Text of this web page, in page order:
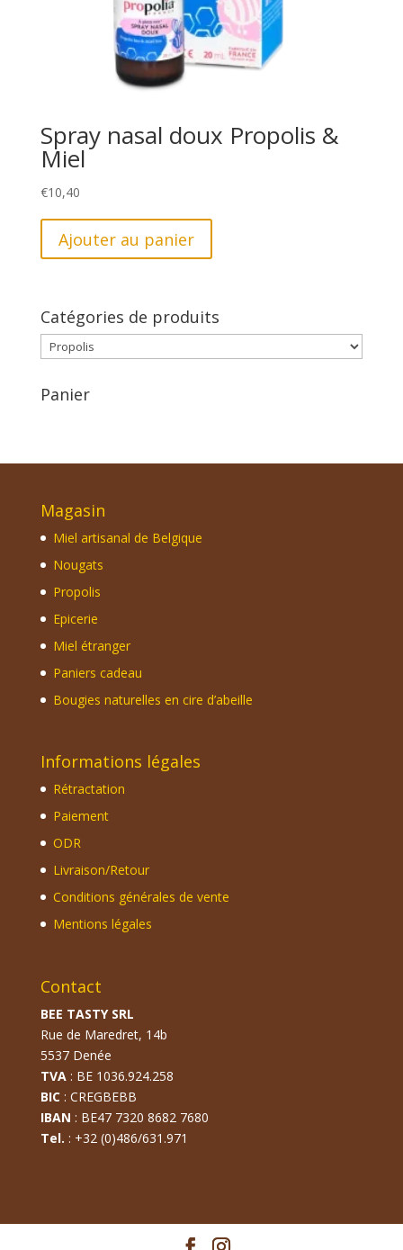
Spray nasal doux Propolis &
Miel
€10,40
Ajouter au panier
Catégories de produits
Panier
Magasin
Miel artisanal de Belgique
Nougats
Propolis
Epicerie
Miel étranger
Paniers cadeau
Bougies naturelles en cire d’abeille
Informations légales
Rétractation
Paiement
ODR
Livraison/Retour
Conditions générales de vente
Mentions légales
Contact
BEE TASTY SRL
Rue de Maredret, 14b
5537 Denée
TVA: BE 1036.924.258
BIC: CREGBEBB
IBAN : BE47 7320 8682 7680
Tel. : +32 (0)486/631.971